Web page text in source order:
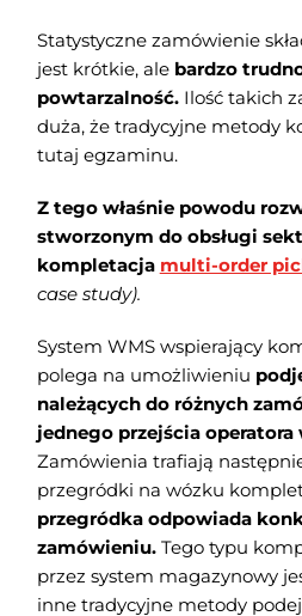
Statystyczne zamówienie
jest krótkie, ale bardzo
powtarzalność. Ilość takich
duża, że tradycyjne metody
tutaj egzaminu.
Z tego właśnie powodu
stworzonym do obsługi
kompletacja multi-order
case study).
System WMS wspierający
polega na umożliwieniu
należących do różnych
jednego przejścia operatora
Zamówienia trafiają
przegródki na wózku
przegródka odpowiada
zamówieniu.Tego typu
przez system magazynowy
inne tradycyjne metody